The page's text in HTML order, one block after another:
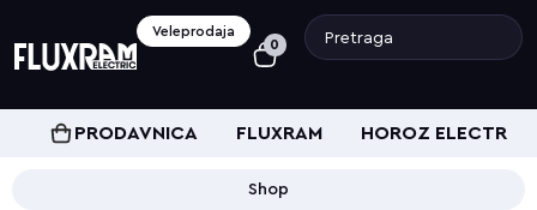
Veleprodaja
0
PRODAVNICA FLUXRAM HOROZ ELECTRIC
Shop